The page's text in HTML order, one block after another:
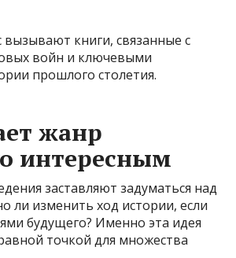
книги, связанные с
войн и ключевыми
прошлого столетия.
жанр
интересным
заставляют задуматься над
ли изменить ход истории, если
будущего? Именно эта идея
точкой для множества